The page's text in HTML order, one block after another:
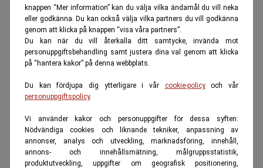
knappen “Mer information” kan du välja vilka ändamål du vill neka
eller godkänna. Du kan också välja vilka partners du vill godkänna
genom att klicka på knappen “visa våra partners”.
Du kan när du vill återkalla ditt samtycke, invända mot
personuppgiftsbehandling samt justera dina val genom att klicka
på “hantera kakor” på denna webbplats.
Du kan fördjupa dig ytterligare i vår cookie-policyoch vår
personuppgiftspolicy.
Vi använder kakor och personuppgifter för dessa syften:
Nödvändiga cookies och liknande tekniker, anpassning av
annonser, analys och utveckling, marknadsföring, innehåll,
annons- och innehållsmätning, målgruppsstatistik,
produktutveckling, uppgifter om geografisk positionering,